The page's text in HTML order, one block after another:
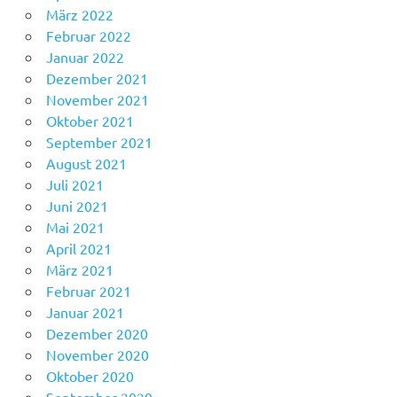
März 2022
Februar 2022
Januar 2022
Dezember 2021
November 2021
Oktober 2021
September 2021
August 2021
Juli 2021
Juni 2021
Mai 2021
April 2021
März 2021
Februar 2021
Januar 2021
Dezember 2020
November 2020
Oktober 2020